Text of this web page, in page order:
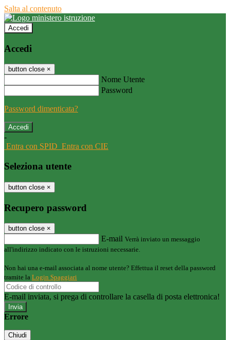
Salta al contenuto
Accedi
Accedi
button close ×
Nome Utente
Password
Password dimenticata?
-
Entra con SPID Entra con CIE
Seleziona utente
button close ×
Recupero password
button close ×
E-mail Verrà inviato un messaggio
all'indirizzo indicato con le istruzioni necessarie.
Non hai una e-mail associata al nome utente? Effettua il reset della password
tramite la Login Spaggiari
E-mail inviata, si prega di controllare la casella di posta elettronica!
Errore
Chiudi